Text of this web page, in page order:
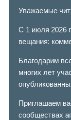
Уважаемые
С 1 июля 2026
вещания:
Благодарим
многих лет
Приглашаем
сообществах